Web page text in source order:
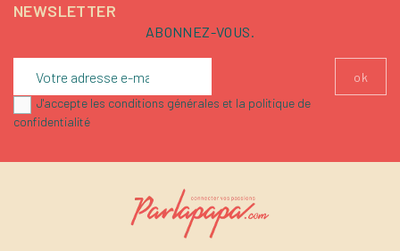
NEWSLETTER
ABONNEZ-VOUS.
J'accepte les conditions générales et la politique de
confidentialité